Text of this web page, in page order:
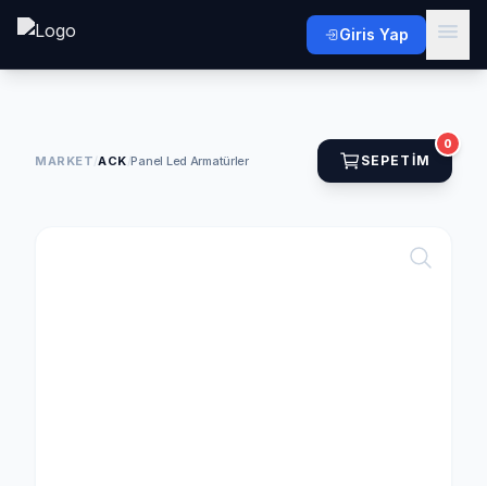
Giris Yap
MARKET/ACK/Panel Led Armatürler SEPETIM
0